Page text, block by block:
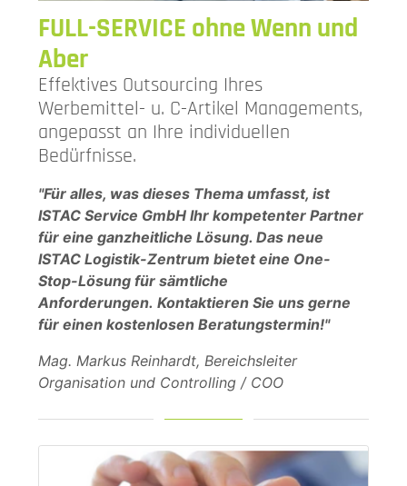
FULL-SERVICE ohne Wenn und
Aber
Effektives Outsourcing Ihres
Werbemittel- u. C-Artikel Managements,
angepasst an Ihre individuellen
Bedürfnisse.
"Für alles, was dieses Thema umfasst, ist
ISTAC Service GmbH Ihr kompetenter Partner
für eine ganzheitliche Lösung. Das neue
ISTAC Logistik-Zentrum bietet eine One-
Stop-Lösung für sämtliche
Anforderungen. Kontaktieren Sie uns gerne
für einen kostenlosen Beratungstermin!"
Mag. Markus Reinhardt, Bereichsleiter
Organisation und Controlling / COO